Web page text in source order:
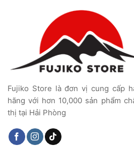
Fujiko Store là đơn vị cung cấp
hãng với hơn 10,000 sản phẩm
thị tại Hải Phòng